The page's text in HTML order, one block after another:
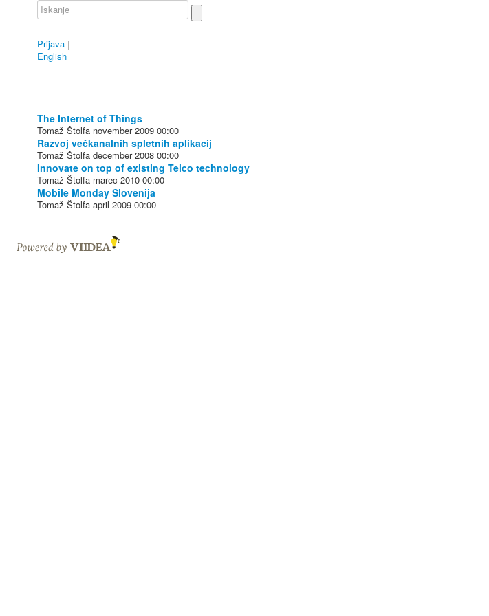
Prijava |
English
The Internet of Things
Tomaž Štolfa november 2009 00:00
Razvoj večkanalnih spletnih aplikacij
Tomaž Štolfa december 2008 00:00
Innovate on top of existing Telco technology
Tomaž Štolfa marec 2010 00:00
Mobile Monday Slovenija
Tomaž Štolfa april 2009 00:00